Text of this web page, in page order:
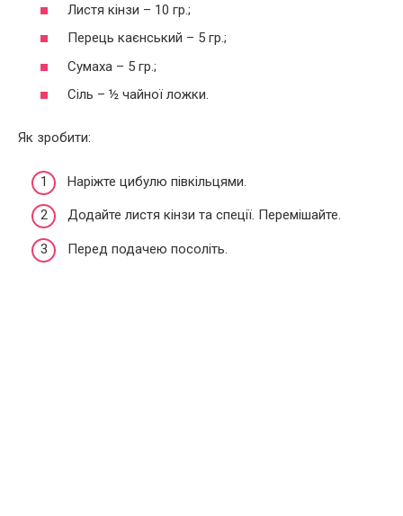
Листя кінзи – 10 гр.;
Перець каєнський – 5 гр.;
Сумаха – 5 гр.;
Сіль – ½ чайної ложки.
Як зробити:
Наріжте цибулю півкільцями.
Додайте листя кінзи та спеції. Перемішайте.
Перед подачею посоліть.